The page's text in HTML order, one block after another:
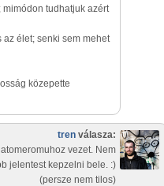
mimódon tudhatjuk azért
élet; senki sem mehet
közepette
tren válasza:
vezet. Nem
jelentest kepzelni bele. :)
(persze nem tilos)